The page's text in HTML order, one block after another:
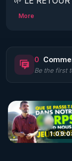
2022)!
https://
🌱 LE
🌱 LA
Pour obtenir
More
0
Be the first